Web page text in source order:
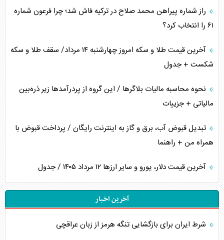
راز شماره پیراهن محمد صلاح در ترکیه فاش شد؛ چرا فرعون شماره
۶۱ را انتخاب کرد؟
آخرین قیمت طلا و سکه امروز چهارشنبه ۱۴ مرداد/ سقف طلا و سکه
شکست + جدول
نحوه محاسبه مالیات بلاگر‌ها / این گروه از پردرآمد‌ها زیر ذره‌بین
مالیاتی + جزییات
تبدیل قبوض آب، برق و گاز به اینترنت رایگان / پرداخت قبوض با
همراه من + راهنما
آخرین قیمت دلار، یورو و سایر ارز‌ها ۱۲ مرداد ۱۴۰۵ / جدول
آخرین اخبار
شرط ایران برای بازگشایی تنگه هرمز از زبان عراقچی